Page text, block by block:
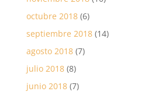
octubre 2018(6)
septiembre 2018(14)
agosto 2018(7)
julio 2018(8)
junio 2018(7)